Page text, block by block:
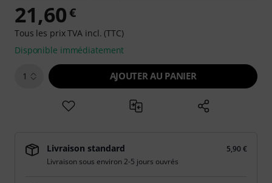
21,60€
Tous les prix TVA incl. (TTC)
Disponible immédiatement
1 AJOUTER AU PANIER
Livraison standard
5,90 €
Livraison sous environ 2-5 jours ouvrés